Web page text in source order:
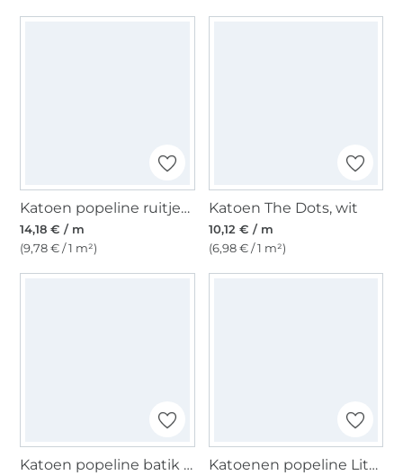
Katoen popeline ruitjes, blauwpaars
14,18 € / m
(9,78 € / 1 m²)
Katoen The Dots, wit
10,12 € / m
(6,98 € / 1 m²)
Katoen popeline batik flowers, bessenkleurig Katoenen popeline Little Fox, naturel